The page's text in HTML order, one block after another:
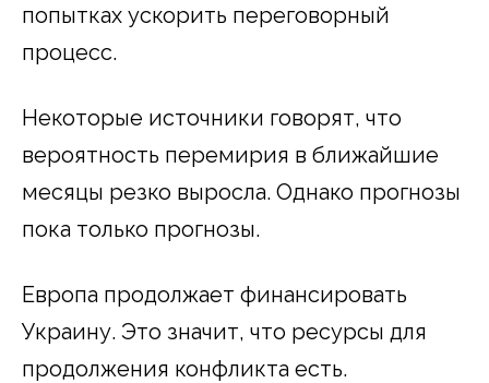
попытках ускорить переговорный
процесс.
Некоторые источники говорят, что
вероятность перемирия в ближайшие
месяцы резко выросла. Однако прогнозы
пока только прогнозы.
Европа продолжает финансировать
Украину. Это значит, что ресурсы для
продолжения конфликта есть.